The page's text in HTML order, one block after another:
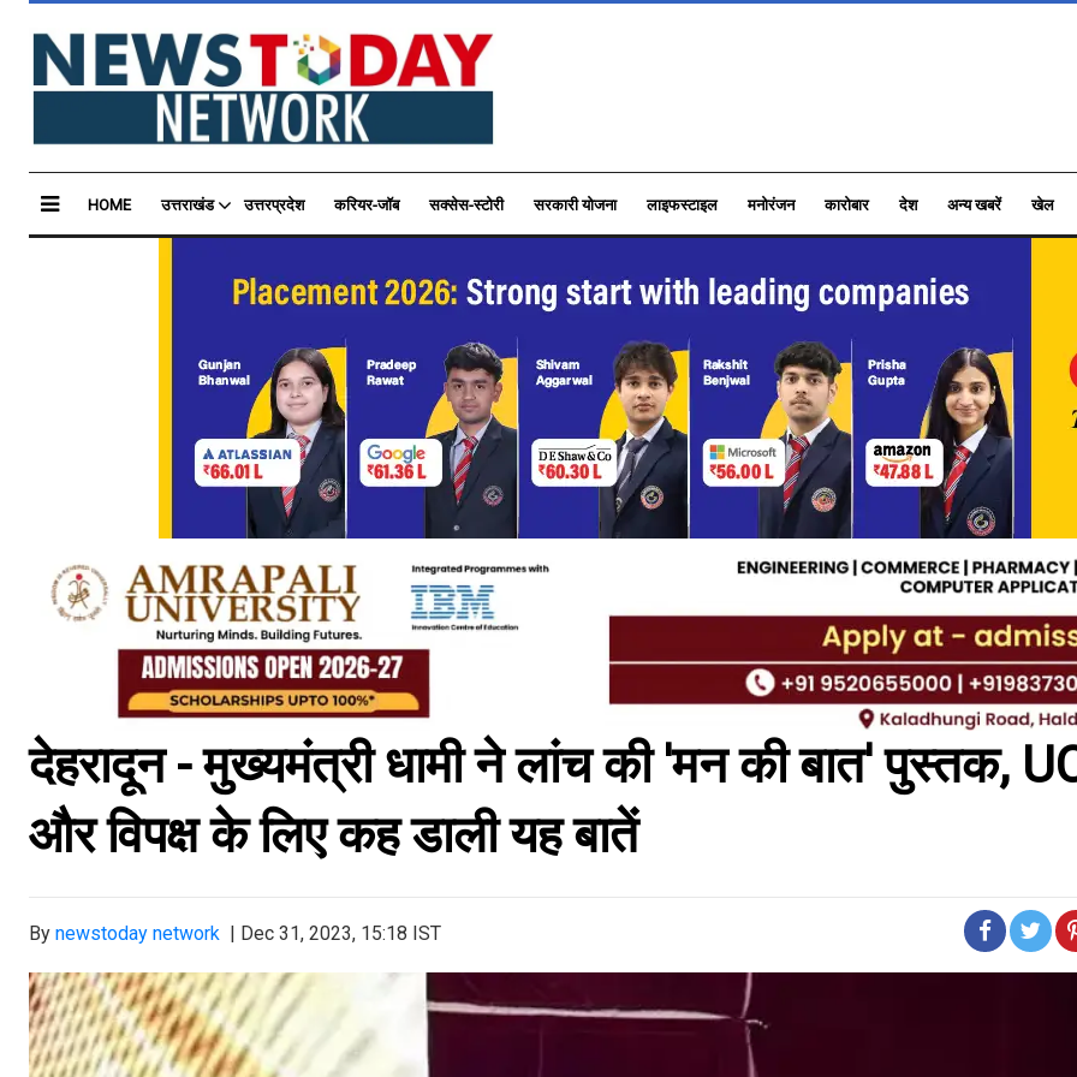
HOME उत्तराखंड उत्तरप्रदेश करियर-जॉब सक्सेस-स्टोरी सरकारी योजना लाइफस्टाइल मनोरंजन कारोबार देश अन्य खबरें खेल
देहरादून - मुख्यमंत्री धामी ने लांच की 'मन की बात' पुस्तक,
और विपक्ष के लिए कह डाली यह बातें
By newstoday network | Dec 31, 2023, 15:18 IST